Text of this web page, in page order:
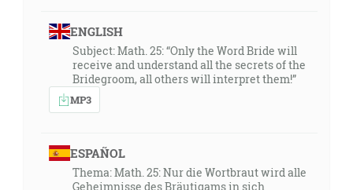
ENGLISH
Subject: Math. 25: “Only the Word Bride will
receive and understand all the secrets of the
Bridegroom, all others will interpret them!”
MP3
ESPAÑOL
Thema: Math. 25: Nur die Wortbraut wird alle
Geheimnisse des Bräutigams in sich